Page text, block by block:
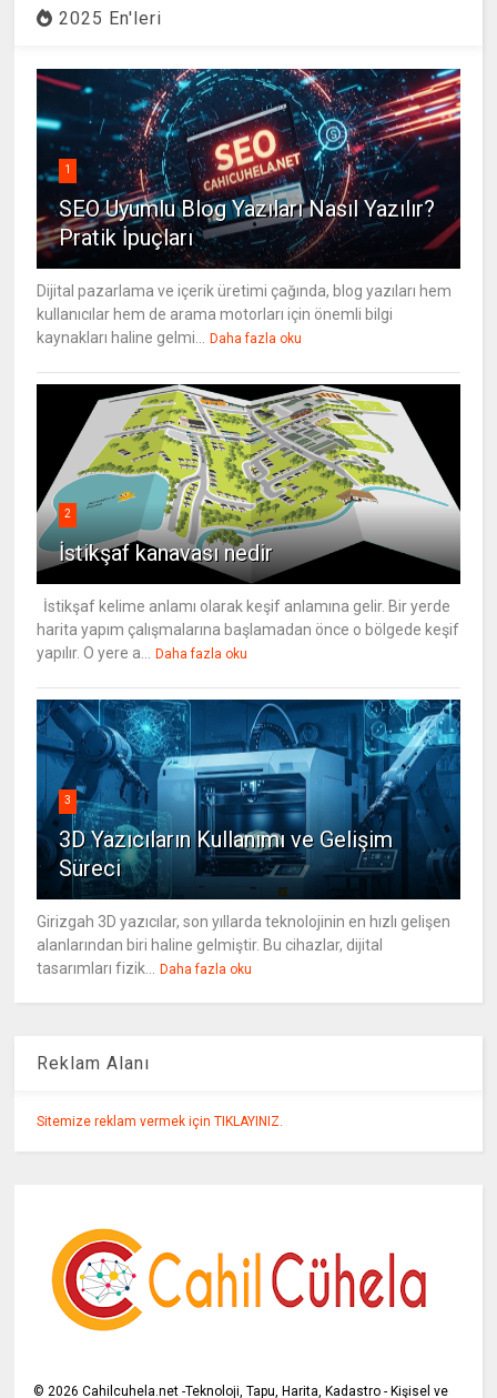
2025 En'leri
1
SEO Uyumlu Blog Yazıları Nasıl Yazılır?
Pratik İpuçları
Dijital pazarlama ve içerik üretimi çağında, blog yazıları hem
kullanıcılar hem de arama motorları için önemli bilgi
kaynakları haline gelmi... Daha fazla oku
2
İstikşaf kanavası nedir
İstikşaf kelime anlamı olarak keşif anlamına gelir. Bir yerde
harita yapım çalışmalarına başlamadan önce o bölgede keşif
yapılır. O yere a... Daha fazla oku
3
3D Yazıcıların Kullanımı ve Gelişim
Süreci
Girizgah 3D yazıcılar, son yıllarda teknolojinin en hızlı gelişen
alanlarından biri haline gelmiştir. Bu cihazlar, dijital
tasarımları fizik... Daha fazla oku
Reklam Alanı
Sitemize reklam vermek için TIKLAYINIZ.
©2026 Cahilcuhela.net -Teknoloji, Tapu, Harita, Kadastro - Kişisel ve